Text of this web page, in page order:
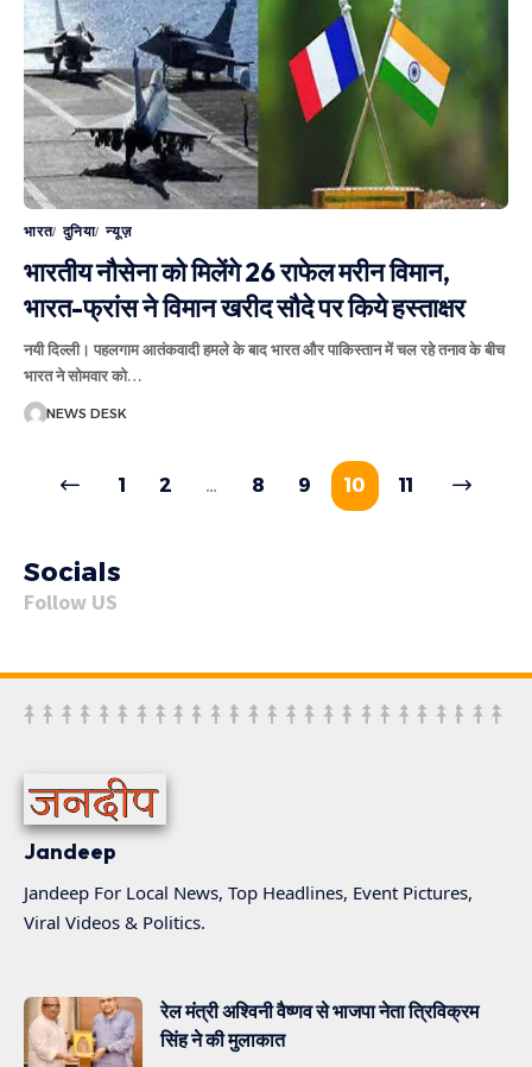
भारत दुनिया न्यूज़
भारतीय नौसेना को मिलेंगे 26 राफेल मरीन विमान,
भारत-फ्रांस ने विमान खरीद सौदे पर किये हस्ताक्षर
नयी दिल्ली। पहलगाम आतंकवादी हमले के बाद भारत और पाकिस्तान में चल रहे तनाव के बीच
भारत ने सोमवार को…
NEWS DESK
1 2 … 8 9 10 11
Socials
Follow US
Jandeep
Jandeep For Local News, Top Headlines, Event Pictures,
Viral Videos & Politics.
रेल मंत्री अश्विनी वैष्णव से भाजपा नेता त्रिविक्रम
सिंह ने की मुलाकात